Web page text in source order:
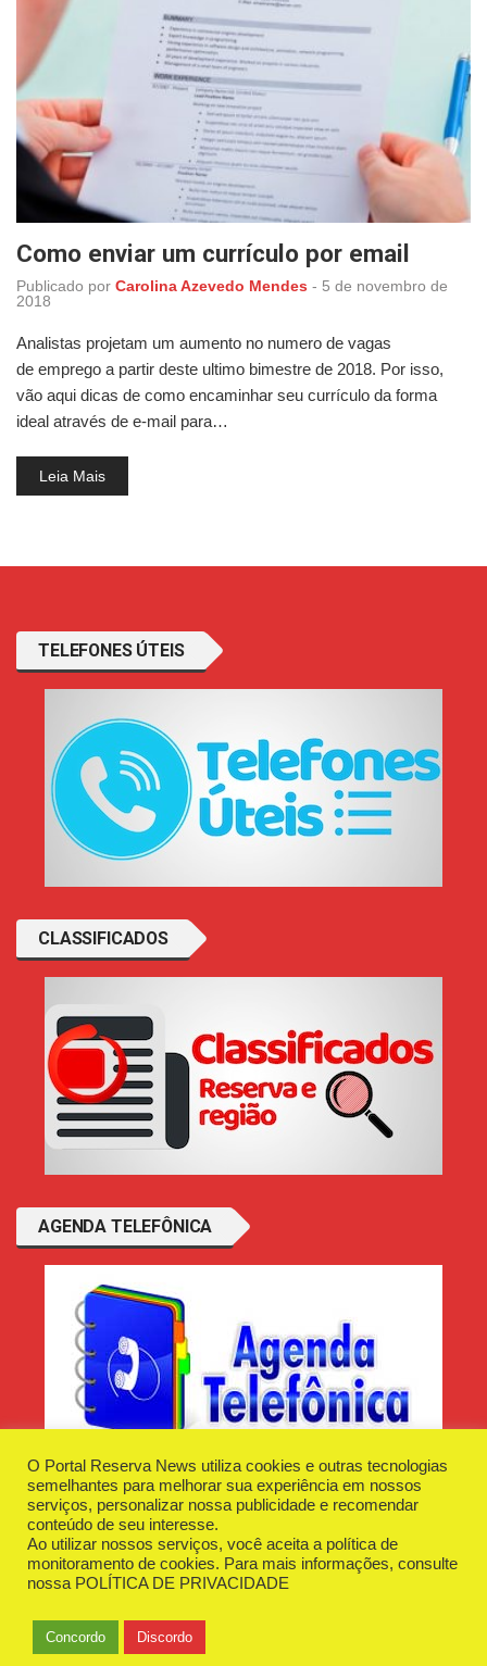
Como enviar um currículo por email
Publicado por Carolina Azevedo Mendes - 5 de novembro de
2018
Analistas projetam um aumento no numero de vagas
de emprego a partir deste ultimo bimestre de 2018. Por isso,
vão aqui dicas de como encaminhar seu currículo da forma
ideal através de e-mail para…
Leia Mais
TELEFONES ÚTEIS
CLASSIFICADOS
AGENDA TELEFÔNICA
Desenvolvido e Hospedado porPlugin Informática
Reserva News Tecnologia - CNPJ - 42.509.198/0001-83
O Portal Reserva News utiliza cookies e outras tecnologias
semelhantes para melhorar sua experiência em nossos
serviços, personalizar nossa publicidade e recomendar
conteúdo de seu interesse.
Ao utilizar nossos serviços, você aceita a política de
monitoramento de cookies. Para mais informações, consulte
nossa POLÍTICA DE PRIVACIDADE
Concordo Discordo